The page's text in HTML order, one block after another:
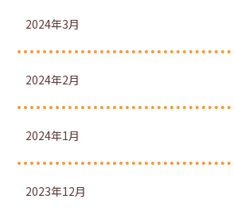
2024年3月
2024年2月
2024年1月
2023年12月